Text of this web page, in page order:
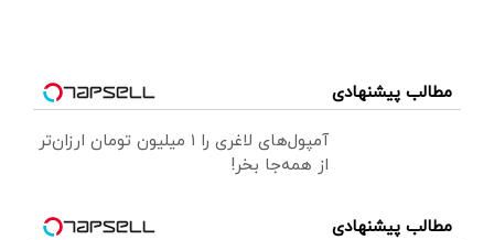
مطالب پیشنهادی
آمپول‌های لاغری را ۱ میلیون تومان ارزان‌تر
از همه‌جا بخر!
مطالب پیشنهادی